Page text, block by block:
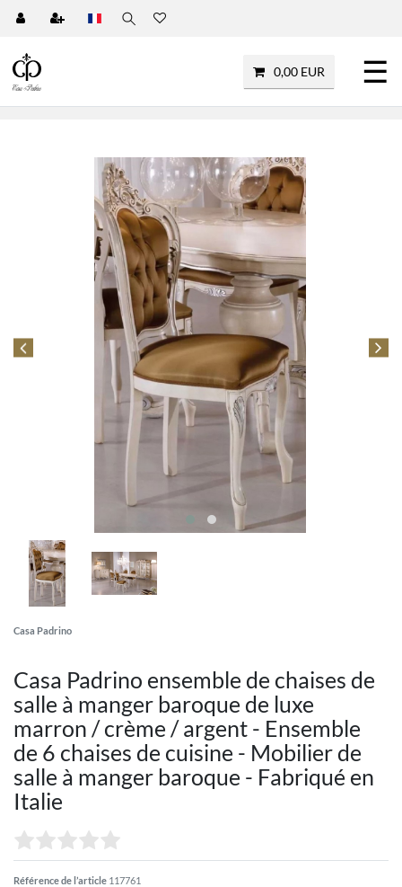
0,00 EUR ☰
Casa Padrino
Casa Padrino ensemble de chaises de
salle à manger baroque de luxe
marron / crème / argent - Ensemble
de 6 chaises de cuisine - Mobilier de
salle à manger baroque - Fabriqué en
Italie
Référence de l’article 117761